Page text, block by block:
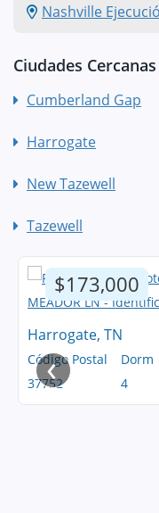
Nashville
Ciudades
Cumberland Gap
Harrogate
New Tazewell
Tazewell
$173,000
Harrogate, TN
Código Postal
37752
Dorm
4
‹